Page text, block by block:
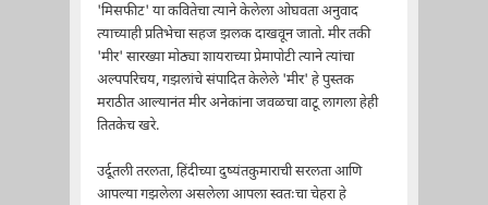
'मिसफीट' या कवितेचा त्याने केलेला ओघवता अनुवाद
त्याच्याही प्रतिभेचा सहज झलक दाखवून जातो. मीर तकी
'मीर' सारख्या मोठ्या शायराच्या प्रेमापोटी त्याने त्यांचा
अल्पपरिचय, गझलांचे संपादित केलेले 'मीर' हे पुस्तक
मराठीत आल्यानंत मीर अनेकांना जवळचा वाटू लागला हेही
तितकेच खरे.
उर्दूतली तरलता, हिंदीच्या दुष्यंतकुमाराची सरलता आणि
आपल्या गझलेला असलेला आपला स्वतःचा चेहरा हे